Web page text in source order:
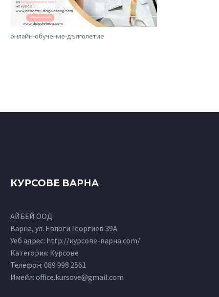
онлайн-обучение-дълголетие
КУРСОВЕ ВАРНА
АЙБЕЙ ООД
Варна, ул. Евлоги Георгиев 39А
Уеб адрес: http://курсове-варна.com/
Категория: Курсове
Телефон: 089 998 2561
Имейл: office.kursove@gmail.com